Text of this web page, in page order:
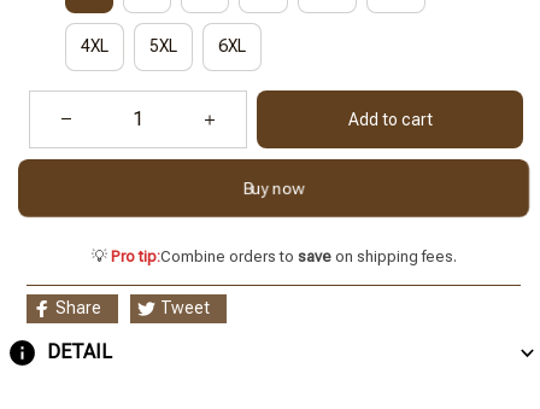
4XL 5XL 6XL
Add to cart
Buy now
💡 Pro tip:Combine orders to saveon shipping fees.
Share Tweet
DETAIL